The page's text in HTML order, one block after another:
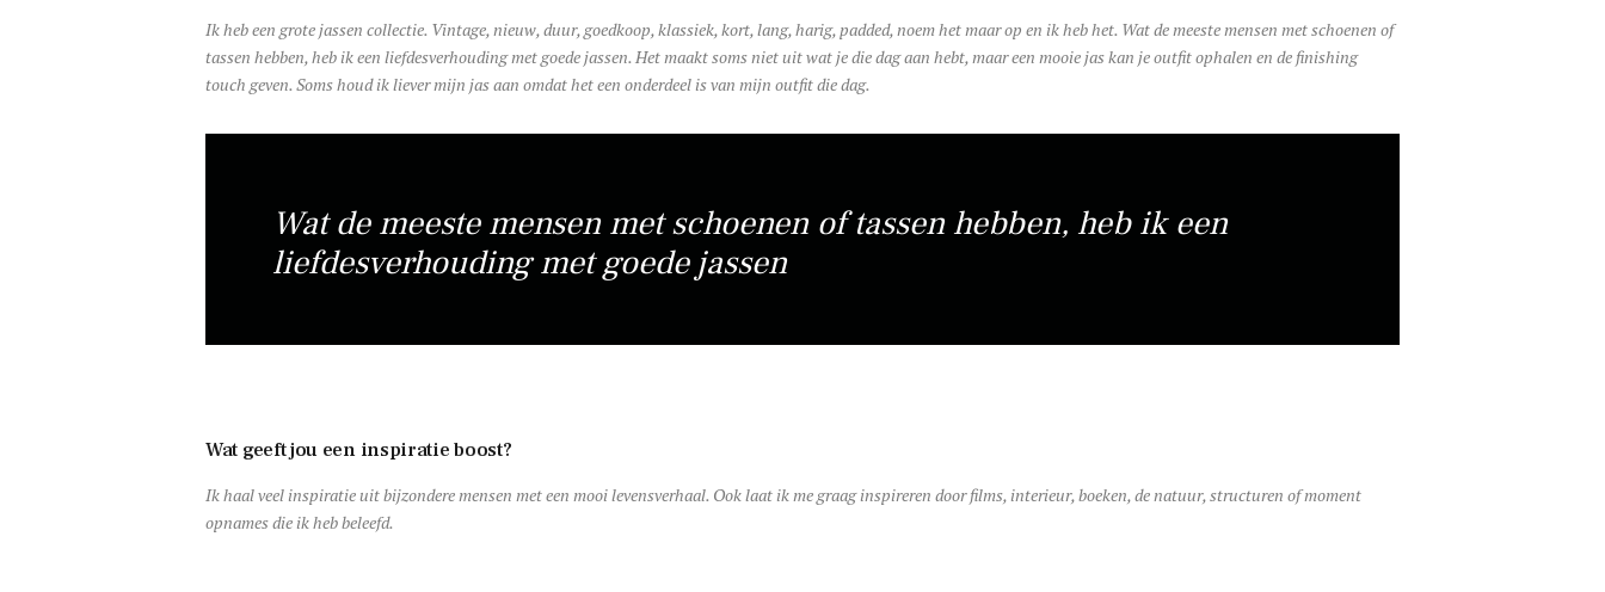
Ik heb een grote jassen collectie. Vintage, nieuw, duur, goedkoop, klassiek, kort, lang, harig, padded, noem het maar op en ik heb het. Wat de meeste mensen met schoenen of
tassen hebben, heb ik een liefdesverhouding met goede jassen. Het maakt soms niet uit wat je die dag aan hebt, maar een mooie jas kan je outfit ophalen en de finishing
touch geven. Soms houd ik liever mijn jas aan omdat het een onderdeel is van mijn outfit die dag.
Wat de meeste mensen met schoenen of tassen hebben, heb ik een
liefdesverhouding met goede jassen
Wat geeft jou een inspiratie boost?
Ik haal veel inspiratie uit bijzondere mensen met een mooi levensverhaal. Ook laat ik me graag inspireren door films, interieur, boeken, de natuur, structuren of moment
opnames die ik heb beleefd.